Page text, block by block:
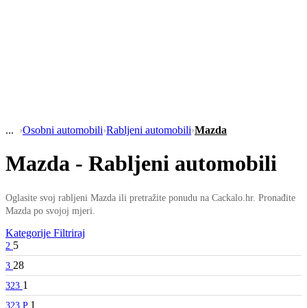
›Osobni automobili›Rabljeni automobili›Mazda
Mazda - Rabljeni automobili
Oglasite svoj rabljeni Mazda ili pretražite ponudu na Cackalo.hr. Pronađite
Mazda po svojoj mjeri.
Kategorije Filtriraj
2 5
3 28
323 1
323 P 1